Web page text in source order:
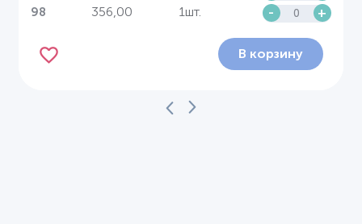
98 356,00 1шт. - +
В корзину